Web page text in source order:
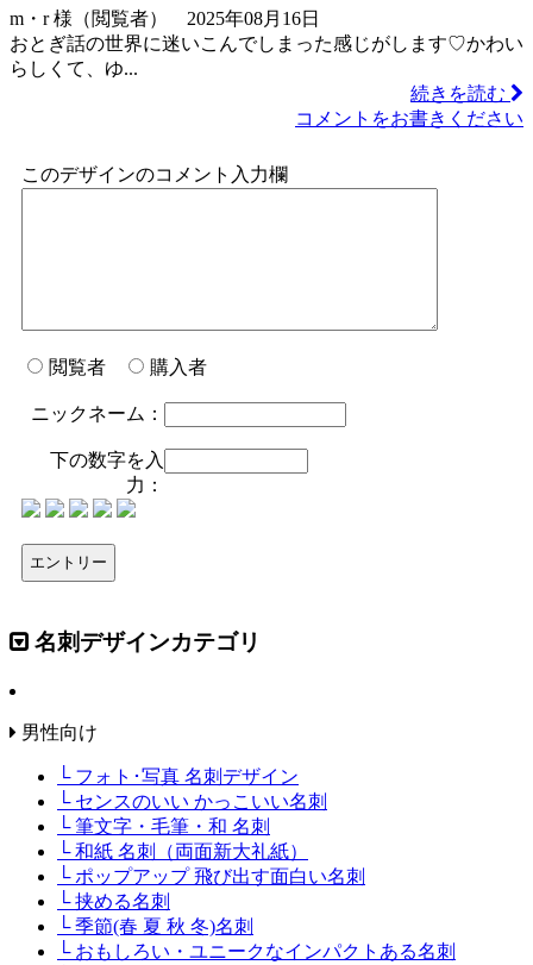
m・r 様（閲覧者） 2025年08月16日
おとぎ話の世界に迷いこんでしまった感じがします♡かわい
らしくて、ゆ...
続きを読む
コメントをお書きください
このデザインのコメント入力欄
閲覧者 購入者
ニックネーム：
下の数字を入
力：
名刺デザインカテゴリ
男性向け
└ フォト･写真 名刺デザイン
└ センスのいい かっこいい名刺
└ 筆文字・毛筆・和 名刺
└ 和紙 名刺（両面新大礼紙）
└ ポップアップ 飛び出す面白い名刺
└ 挟める名刺
└ 季節(春 夏 秋 冬)名刺
└ おもしろい・ユニークなインパクトある名刺